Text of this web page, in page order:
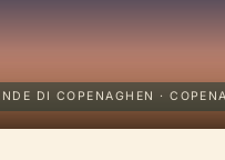
DI COPENAGHEN ·